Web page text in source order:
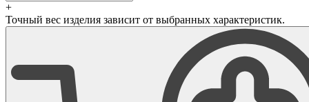
+
Точный вес изделия зависит от выбранных характеристик.